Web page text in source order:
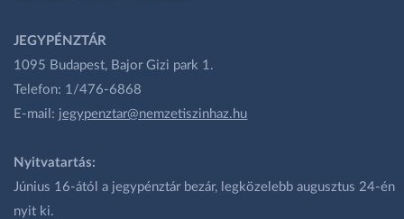
JEGYPÉNZTÁR
1095 Budapest, Bajor Gizi park 1.
Telefon: 1/476-6868
E-mail: jegypenztar@nemzetiszinhaz.hu
Nyitvatartás:
Június 16-ától a jegypénztár bezár, legközelebb augusztus 24-én
nyit ki.